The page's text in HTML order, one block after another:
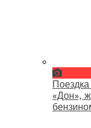
«Дон»,